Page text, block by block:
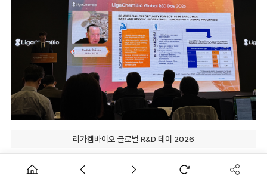
리가켐바이오 글로벌 R&D 데이 2026
[데일리팜=차지현 기자] 리가켐바이오사이언스가 국민성장펀